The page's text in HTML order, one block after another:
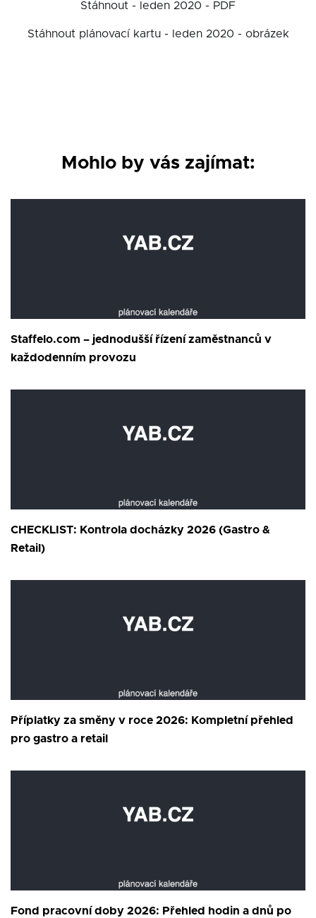
Stáhnout - leden 2020 - PDF
Stáhnout plánovací kartu - leden 2020 - obrázek
Mohlo by vás zajímat:
Staffelo.com – jednodušší řízení zaměstnanců v
každodenním provozu
CHECKLIST: Kontrola docházky 2026 (Gastro &
Retail)
Příplatky za směny v roce 2026: Kompletní přehled
pro gastro a retail
Fond pracovní doby 2026: Přehled hodin a dnů po